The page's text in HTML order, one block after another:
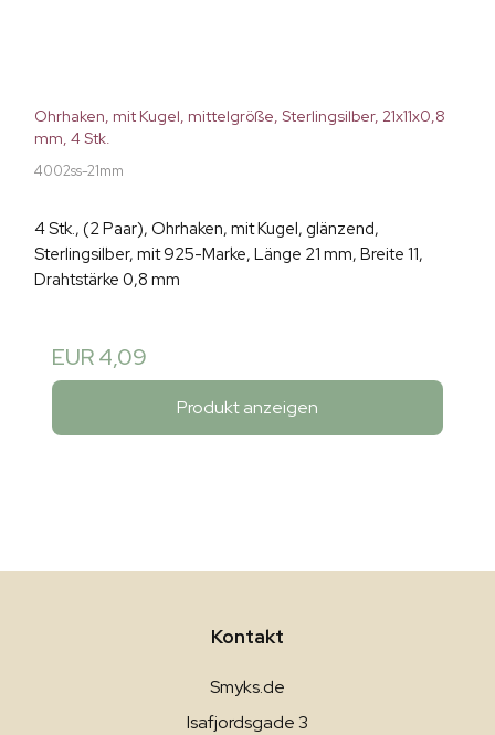
Ohrhaken, mit Kugel, mittelgröße, Sterlingsilber, 21x11x0,8
mm, 4 Stk.
4002ss-21mm
4 Stk., (2 Paar), Ohrhaken, mit Kugel, glänzend,
Sterlingsilber, mit 925-Marke, Länge 21 mm, Breite 11,
Drahtstärke 0,8 mm
EUR 4,09
Produkt anzeigen
Kontakt
Smyks.de
Isafjordsgade 3